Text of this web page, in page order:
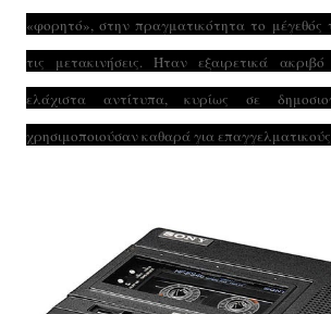
«φορητό», στην πραγματικότητα το μέγεθός
τις μετακινήσεις. Ήταν εξαιρετικά
ελάχιστα αντίτυπα, κυρίως σε
χρησιμοποιούσαν καθαρά για